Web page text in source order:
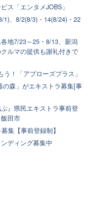
ス「エンタメJOBS」
、8/2(8/3)・14(8/24)・22
地7/23～25・8/13、新潟
ルマの提供も謝礼付きで
！「アプローズプラス」
の森」がエキストラ募集[事
』県民エキストラ事前登
田市
集【事前登録制】
ディング募集中